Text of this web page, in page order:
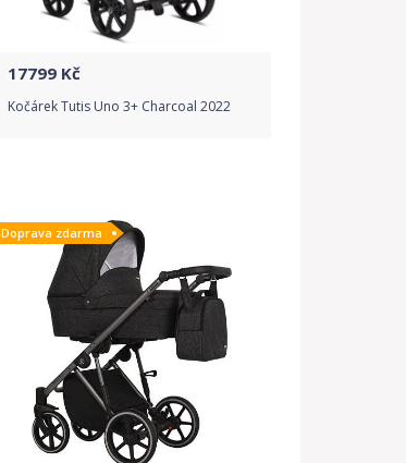
17799 Kč
Kočárek Tutis Uno 3+ Charcoal 2022
Detail produktu
Doprava zdarma